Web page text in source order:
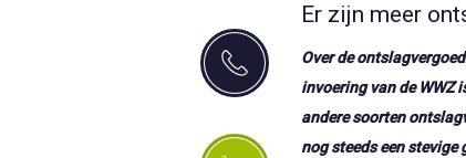
Er zijn meer
Over de
invoering van de WWZ
andere soorten
nog steeds een